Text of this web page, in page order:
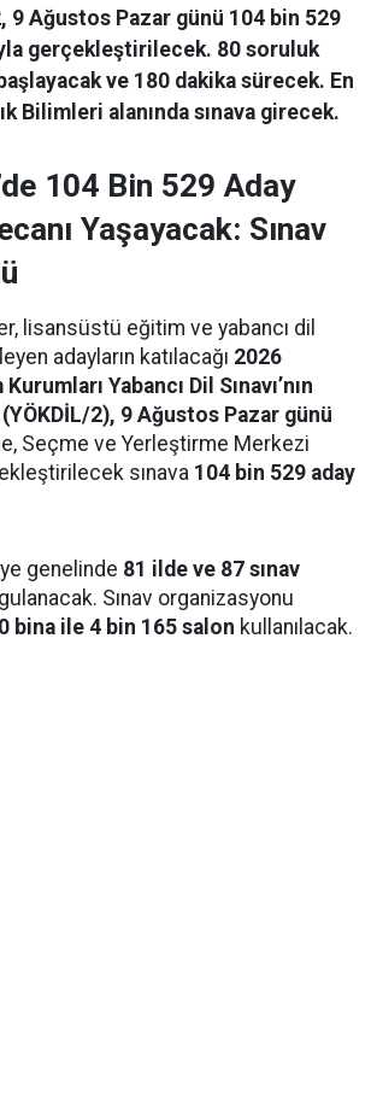
9 Ağustos Pazar günü 104 bin 529
gerçekleştirilecek. 80 soruluk
ve 180 dakika sürecek. En
Bilimleri alanında sınava girecek.
104 Bin 529 Aday
Yaşayacak: Sınav
lisansüstü eğitim ve yabancı dil
adayların katılacağı 2026
Yabancı Dil Sınavı’nın
2), 9 Ağustos Pazar günü
Seçme ve Yerleştirme Merkezi
sınava 104 bin 529 aday
genelinde 81 ilde ve 87 sınav
Sınav organizasyonu
bina ile 4 bin 165 salon kullanılacak.